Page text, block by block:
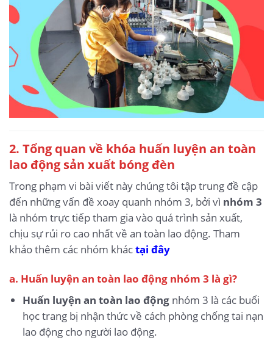
2. Tổng quan về khóa huấn luyện an toàn
lao động sản xuất bóng đèn
Trong phạm vi bài viết này chúng tôi tập trung đề cập
đến những vấn đề xoay quanh nhóm 3, bởi vì nhóm 3
là nhóm trực tiếp tham gia vào quá trình sản xuất,
chịu sự rủi ro cao nhất về an toàn lao động. Tham
khảo thêm các nhóm kháctại đây
a. Huấn luyện an toàn lao động nhóm 3 là gì?
Huấn luyện an toàn lao độngnhóm 3 là các buổi
học trang bị nhận thức về cách phòng chống tai nạn
lao động cho người lao động.